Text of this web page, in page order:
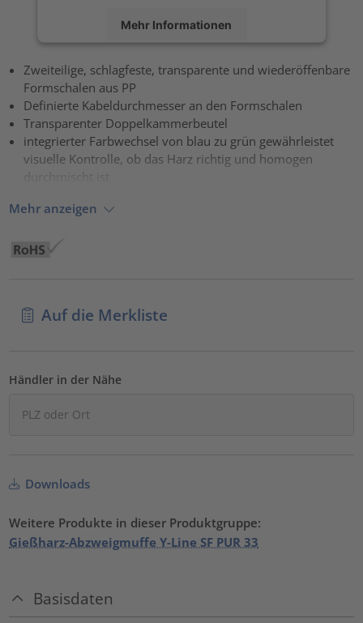
Mehr Informationen
Akzeptieren
powered by Usercentrics Consent Management Platform
Zweiteilige, schlagfeste, transparente und wiederöffenbare
Formschalen aus PP
Definierte Kabeldurchmesser an den Formschalen
Transparenter Doppelkammerbeutel
integrierter Farbwechsel von blau zu grün gewährleistet
visuelle Kontrolle, ob das Harz richtig und homogen
Mehr anzeigen
Auf die Merkliste
Händler in der Nähe
Downloads
Weitere Produkte in dieser Produktgruppe:
Gießharz-Abzweigmuffe Y-Line SF PUR 33
Basisdaten